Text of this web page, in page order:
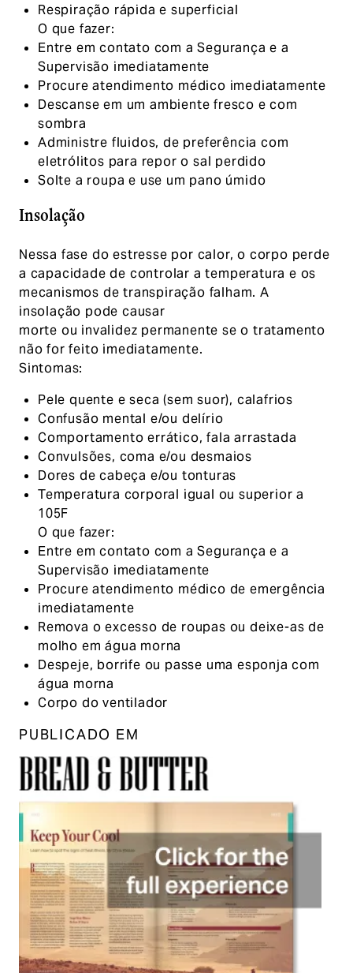
Respiração rápida e superficial
O que fazer:
Entre em contato com a Segurança e a
Supervisão imediatamente
Procure atendimento médico imediatamente
Descanse em um ambiente fresco e com
sombra
Administre fluidos, de preferência com
eletrólitos para repor o sal perdido
Solte a roupa e use um pano úmido
Insolação
Nessa fase do estresse por calor, o corpo perde
a capacidade de controlar a temperatura e os
mecanismos de transpiração falham. A
insolação pode causar
morte ou invalidez permanente se o tratamento
não for feito imediatamente.
Sintomas:
Pele quente e seca (sem suor), calafrios
Confusão mental e/ou delírio
Comportamento errático, fala arrastada
Convulsões, coma e/ou desmaios
Dores de cabeça e/ou tonturas
Temperatura corporal igual ou superior a
105F
O que fazer:
Entre em contato com a Segurança e a
Supervisão imediatamente
Procure atendimento médico de emergência
imediatamente
Remova o excesso de roupas ou deixe-as de
molho em água morna
Despeje, borrife ou passe uma esponja com
água morna
Corpo do ventilador
PUBLICADO EM